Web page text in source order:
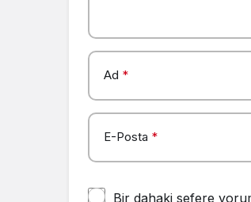
Ad *
E-Posta *
Bir dahaki sefere